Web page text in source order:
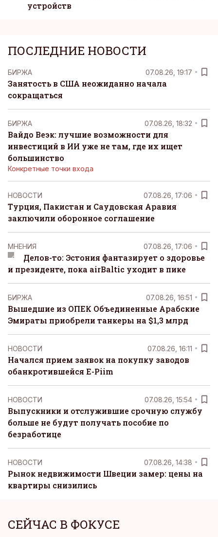
устройств
ПОСЛЕДНИЕ НОВОСТИ
БИРЖА 07.08.26, 19:17
Занятость в США неожиданно начала
сокращаться
БИРЖА 07.08.26, 18:32
Вайдо Веэк: лучшие возможности для
инвестиций в ИИ уже не там, где их ищет
большинство
Конкретные точки входа
НОВОСТИ 07.08.26, 17:06
Турция, Пакистан и Саудовская Аравия
заключили оборонное соглашение
MНЕНИЯ 07.08.26, 17:06
Делов-то: Эстония фантазирует о здоровье
и президенте, пока airBaltic уходит в пике
БИРЖА 07.08.26, 16:51
Вышедшие из ОПЕК Объединенные Арабские
Эмираты приобрели танкеры на $1,3 млрд
НОВОСТИ 07.08.26, 16:11
Начался прием заявок на покупку заводов
обанкротившейся E-Piim
НОВОСТИ 07.08.26, 15:54
Выпускники и отслужившие срочную службу
больше не будут получать пособие по
безработице
НОВОСТИ 07.08.26, 14:38
Рынок недвижимости Швеции замер: цены на
квартиры снизились
СЕЙЧАС В ФОКУСЕ